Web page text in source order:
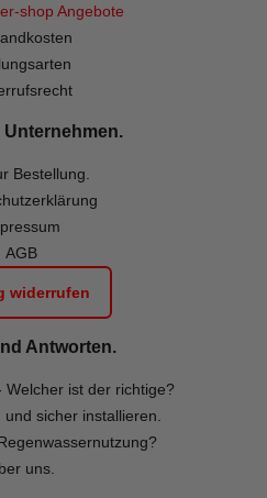
shop Angebote
Unternehmen.
Bestellung.
AGB
widerrufen
Antworten.
Welcher ist der richtige?
sicher installieren.
uns.